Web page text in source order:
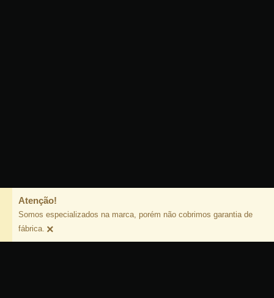
Atenção!
Somos especializados na marca, porém não cobrimos garantia de
fábrica. ×